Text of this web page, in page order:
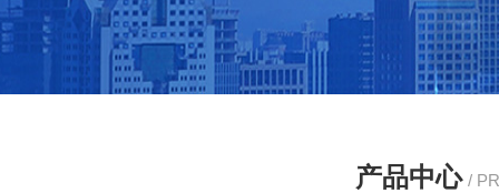
产品中心 /